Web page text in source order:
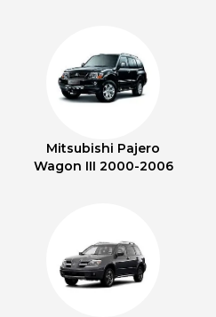
Mitsubishi Pajero
Wagon III 2000-2006